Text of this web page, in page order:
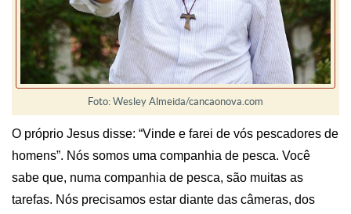
Foto: Wesley Almeida/cancaonova.com
O próprio Jesus disse: “Vinde e farei de vós pescadores de
homens”. Nós somos uma companhia de pesca. Você
sabe que, numa companhia de pesca, são muitas as
tarefas. Nós precisamos estar diante das câmeras, dos